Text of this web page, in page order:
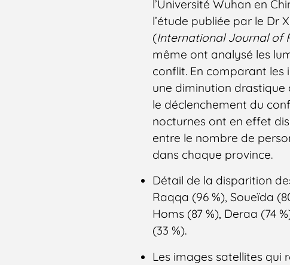
l’Université Wuhan en
l’étude publiée par le Dr
(International Journal of
même ont analysé les
conflit. En comparant les
une diminution drastique
le déclenchement du
nocturnes ont en effet
entre le nombre de
dans chaque province.
Détail de la disparition
Raqqa (96 %), Soueïda
Homs (87 %), Deraa (74
(33 %).
Les images satellites qui